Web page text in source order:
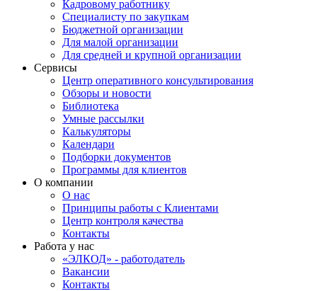
Кадровому работнику
Специалисту по закупкам
Бюджетной организации
Для малой организации
Для средней и крупной организации
Сервисы
Центр оперативного консультирования
Обзоры и новости
Библиотека
Умные рассылки
Калькуляторы
Календари
Подборки документов
Программы для клиентов
О компании
О нас
Принципы работы с Клиентами
Центр контроля качества
Контакты
Работа у нас
«ЭЛКОД» - работодатель
Вакансии
Контакты